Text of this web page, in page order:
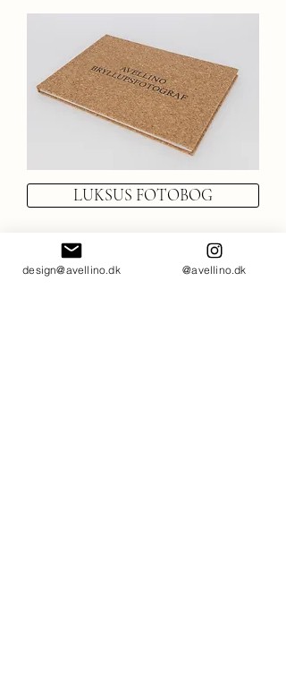
LUKSUS FOTOBOG
design@avellino.dk @avellino.dk